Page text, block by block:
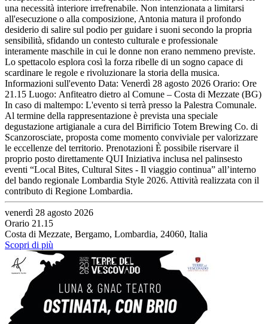
una necessità interiore irrefrenabile. Non intenzionata a limitarsi
all'esecuzione o alla composizione, Antonia matura il profondo
desiderio di salire sul podio per guidare i suoni secondo la propria
sensibilità, sfidando un contesto culturale e professionale
interamente maschile in cui le donne non erano nemmeno previste.
Lo spettacolo esplora così la forza ribelle di un sogno capace di
scardinare le regole e rivoluzionare la storia della musica.
Informazioni sull'evento Data: Venerdì 28 agosto 2026 Orario: Ore
21.15 Luogo: Anfiteatro dietro al Comune – Costa di Mezzate (BG)
In caso di maltempo: L'evento si terrà presso la Palestra Comunale.
Al termine della rappresentazione è prevista una speciale
degustazione artigianale a cura del Birrificio Totem Brewing Co. di
Scanzorosciate, proposta come momento conviviale per valorizzare
le eccellenze del territorio. Prenotazioni È possibile riservare il
proprio posto direttamente QUI Iniziativa inclusa nel palinsesto
eventi “Local Bites, Cultural Sites - Il viaggio continua” all’interno
del bando regionale Lombardia Style 2026. Attività realizzata con il
contributo di Regione Lombardia.
venerdì 28 agosto 2026
Orario 21.15
Costa di Mezzate, Bergamo, Lombardia, 24060, Italia
Scopri di più